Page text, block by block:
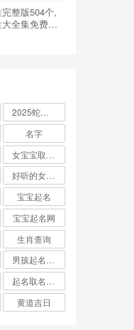
整版504个,
全集免费参
名字
宝宝起名
宝宝起名网
生肖查询
黄道吉日